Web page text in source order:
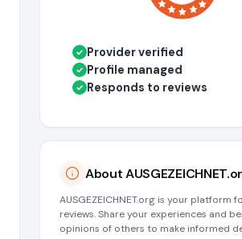
✓ Provider verified
✓ Profile managed
✓ Responds to reviews
About
AUSGEZEICHNET.org is your platform
reviews. Share your experiences and
opinions of others to make informed